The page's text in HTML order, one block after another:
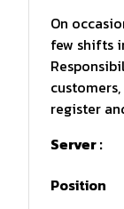
On
few shifts
register
Server :
Position